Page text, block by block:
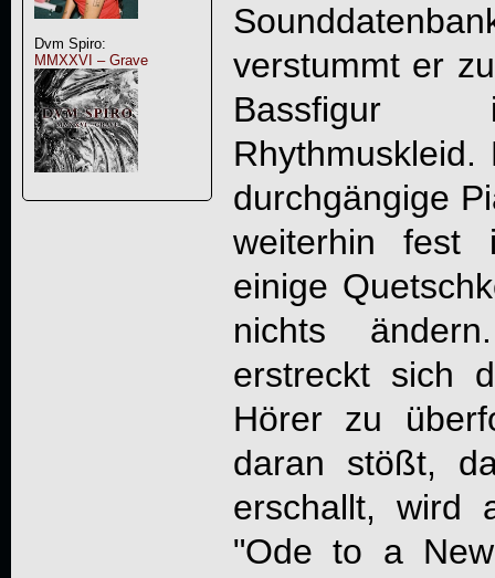
Dvm Spiro:
MMXXVI – Grave
verstummt er
Bassfigur
durchgängige
weiterhin fest
einige
nichts
erstreckt sich
Hörer zu
daran stößt,
erschallt, wird
"Ode to a